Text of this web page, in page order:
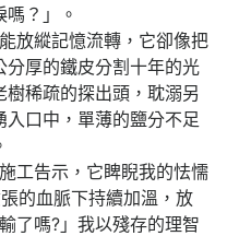
？」。
放縱記憶流轉，它卻像把
厚的鐵皮分割十年的光
稀疏的探出頭，耽溺另
口中，單薄的鹽分不足
工告示，它睥睨我的怯懦
的血脈下持續加溫，放
了嗎?」我以殘存的理智